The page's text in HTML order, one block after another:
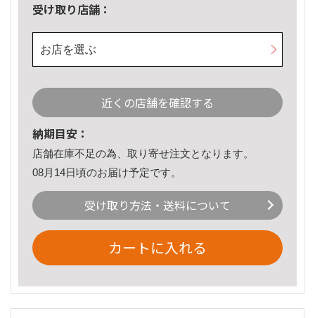
受け取り店舗：
お店を選ぶ
近くの店舗を確認する
納期目安：
店舗在庫不足の為、取り寄せ注文となります。
08月14日頃のお届け予定です。
受け取り方法・送料について
カートに入れる